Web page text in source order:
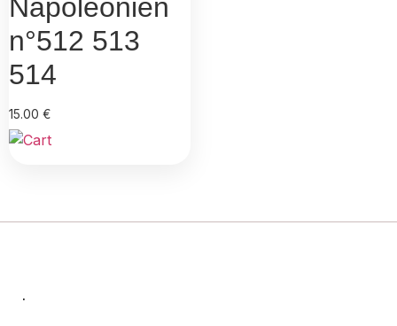
Napoléonien
n°512 513
514
15.00 €
.